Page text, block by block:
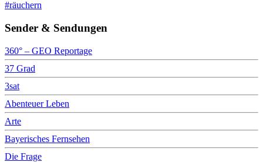
#räuchern
Sender & Sendungen
360° – GEO Reportage
37 Grad
3sat
Abenteuer Leben
Arte
Bayerisches Fernsehen
Die Frage